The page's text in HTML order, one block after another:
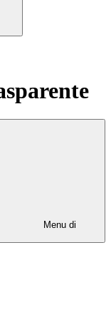
Menu di